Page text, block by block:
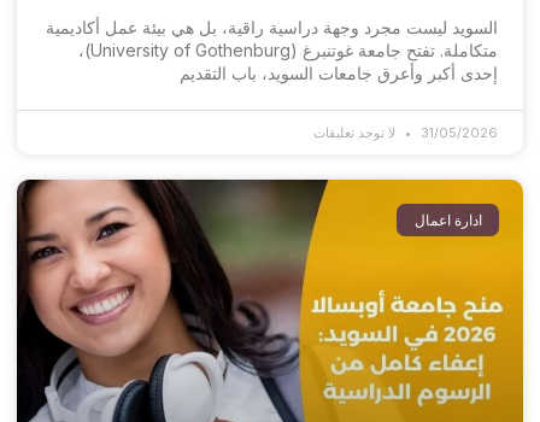
السويد ليست مجرد وجهة دراسية راقية، بل هي بيئة عمل أكاديمية
متكاملة. تفتح جامعة غوتنبرغ (University of Gothenburg)،
إحدى أكبر وأعرق جامعات السويد، باب التقديم
31/05/2026 لا توجد تعليقات
ادارة اعمال